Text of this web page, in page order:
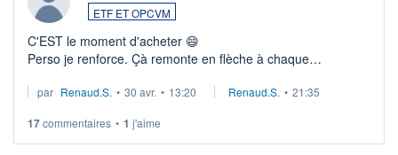
ETF ET OPCVM
C'EST le moment d'acheter 😄​
Perso je renforce. Çà remonte en flèche à chaque
Investissement long terme tip top pour sa retraite.
par Renaud.S. • 30 avr. • 13:20 Renaud.S. • 21:35
17commentaires • 1 j'aime